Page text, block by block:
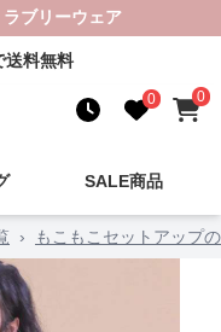
ブリーウェア
送料無料
0 0
SALE商品
› もこもこセットアップ